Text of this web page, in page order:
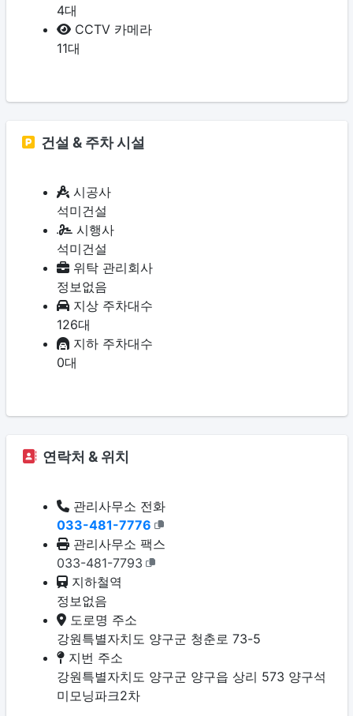
4대
CCTV 카메라
11대
건설 & 주차 시설
시공사
석미건설
시행사
석미건설
위탁 관리회사
정보없음
지상 주차대수
126대
지하 주차대수
0대
연락처 & 위치
관리사무소 전화
033-481-7776
관리사무소 팩스
033-481-7793
지하철역
정보없음
도로명 주소
강원특별자치도 양구군 청춘로 73-5
지번 주소
강원특별자치도 양구군 양구읍 상리 573 양구석
미모닝파크2차